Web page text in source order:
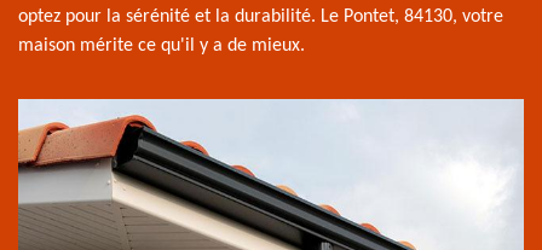
optez pour la sérénité et la durabilité. Le Pontet, 84130, votre
maison mérite ce qu'il y a de mieux.